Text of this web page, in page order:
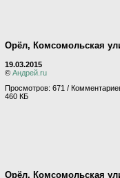
Орёл, Комсомольская
19.03.2015
© Андрей.ru
Просмотров: 671 /
460 КБ
Орёл, Комсомольская